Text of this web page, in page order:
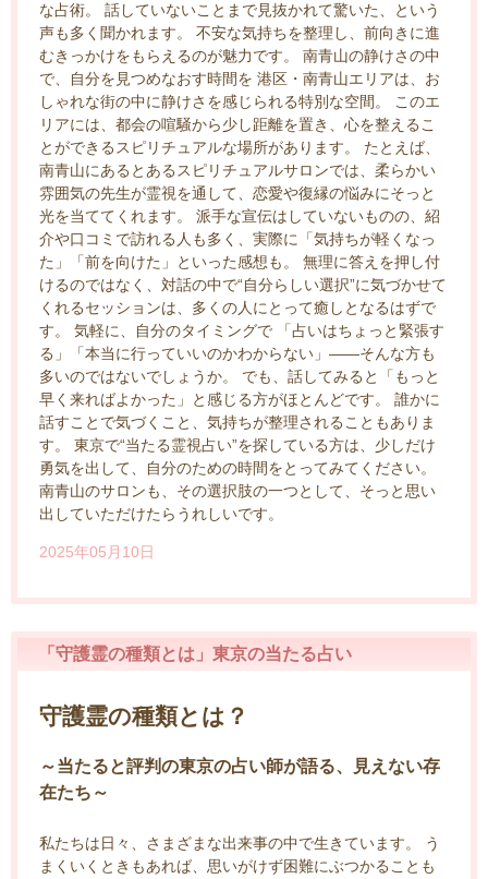
な占術。 話していないことまで見抜かれて驚いた、という
声も多く聞かれます。 不安な気持ちを整理し、前向きに進
むきっかけをもらえるのが魅力です。 南青山の静けさの中
で、自分を見つめなおす時間を 港区・南青山エリアは、お
しゃれな街の中に静けさを感じられる特別な空間。 このエ
リアには、都会の喧騒から少し距離を置き、心を整えるこ
とができるスピリチュアルな場所があります。 たとえば、
南青山にあるとあるスピリチュアルサロンでは、柔らかい
雰囲気の先生が霊視を通して、恋愛や復縁の悩みにそっと
光を当ててくれます。 派手な宣伝はしていないものの、紹
介や口コミで訪れる人も多く、実際に「気持ちが軽くなっ
た」「前を向けた」といった感想も。 無理に答えを押し付
けるのではなく、対話の中で“自分らしい選択”に気づかせて
くれるセッションは、多くの人にとって癒しとなるはずで
す。 気軽に、自分のタイミングで 「占いはちょっと緊張す
る」「本当に行っていいのかわからない」――そんな方も
多いのではないでしょうか。 でも、話してみると「もっと
早く来ればよかった」と感じる方がほとんどです。 誰かに
話すことで気づくこと、気持ちが整理されることもありま
す。 東京で“当たる霊視占い”を探している方は、少しだけ
勇気を出して、自分のための時間をとってみてください。
南青山のサロンも、その選択肢の一つとして、そっと思い
出していただけたらうれしいです。
2025年05月10日
「守護霊の種類とは」東京の当たる占い
守護霊の種類とは？
～当たると評判の東京の占い師が語る、見えない存
在たち～
私たちは日々、さまざまな出来事の中で生きています。 う
まくいくときもあれば、思いがけず困難にぶつかることも